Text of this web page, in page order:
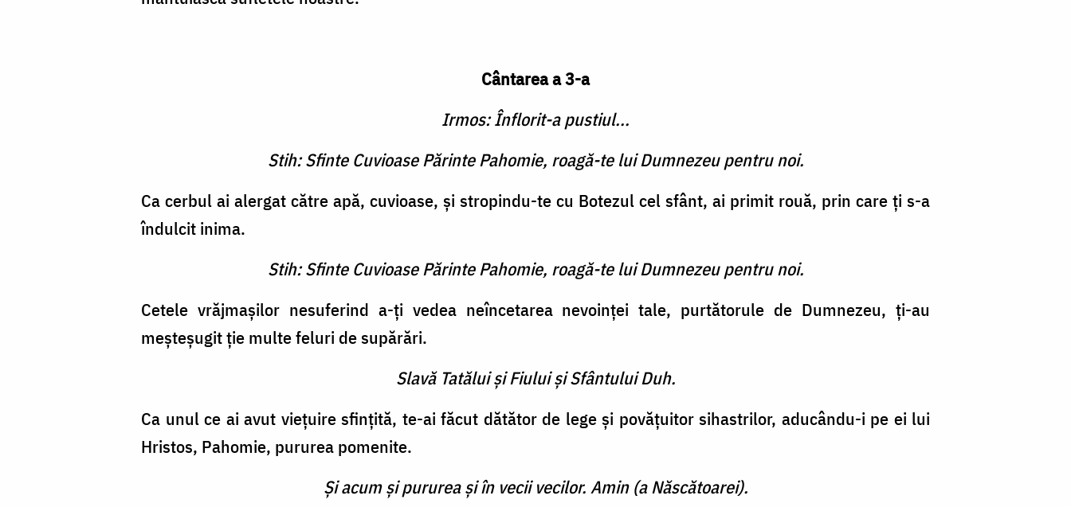
Cântarea a 3-a
Irmos: Înflorit-a pustiul...
Stih: Sfinte Cuvioase Părinte Pahomie, roagă-te lui Dumnezeu pentru noi.
Ca cerbul ai alergat către apă, cuvioase, şi stropindu-te cu Botezul cel sfânt, ai primit rouă, prin care ţi s-a
îndulcit inima.
Stih: Sfinte Cuvioase Părinte Pahomie, roagă-te lui Dumnezeu pentru noi.
Cetele vrăjmaşilor nesuferind a-ţi vedea neîncetarea nevoinţei tale, purtătorule de Dumnezeu, ţi-au
meşteşugit ţie multe feluri de supărări.
Slavă Tatălui şi Fiului şi Sfântului Duh.
Ca unul ce ai avut vieţuire sfinţită, te-ai făcut dătător de lege şi povăţuitor sihastrilor, aducându-i pe ei lui
Hristos, Pahomie, pururea pomenite.
Şi acum şi pururea şi în vecii vecilor. Amin (a Născătoarei).